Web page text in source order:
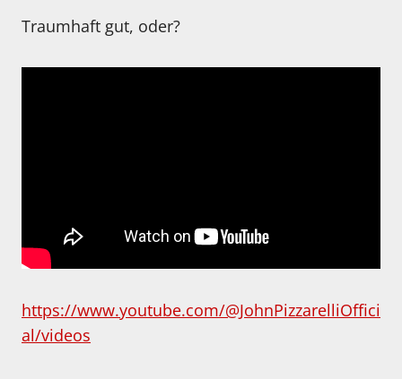
Traumhaft gut, oder?
https://www.youtube.com/@JohnPizzarelliOffici
al/videos